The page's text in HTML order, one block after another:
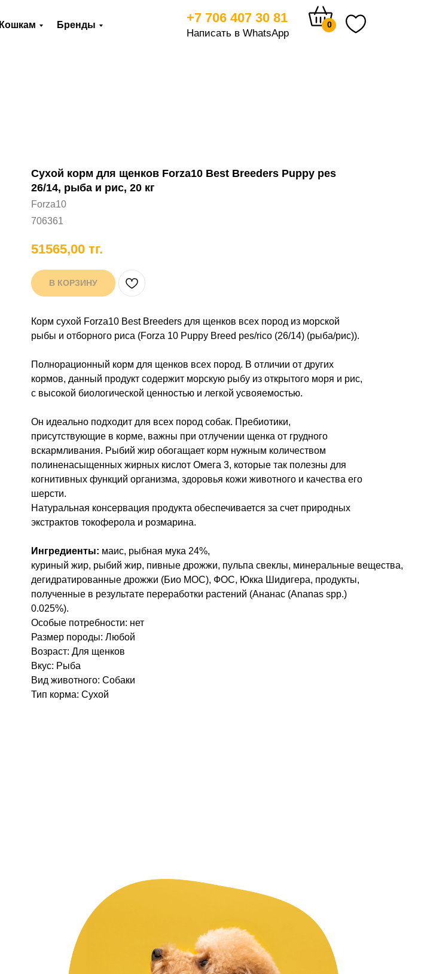
0
Кошкам Бренды +7 706 407 30 81
Написать в WhatsApp
Сухой корм для щенков Forza10 Best Breeders Puppy pes
26/14, рыба и рис, 20 кг
Forza10
706361
51565,00 тг.
В КОРЗИНУ
Корм сухой Forza10 Best Breeders для щенков всех пород из морской
рыбы и отборного риса (Forza 10 Puppy Breed pes/rico (26/14) (рыба/рис)).
Полнорационный корм для щенков всех пород. В отличии от других
кормов, данный продукт содержит морскую рыбу из открытого моря и рис,
с высокой биологической ценностью и легкой усвояемостью.
Он идеально подходит для всех пород собак. Пребиотики,
присутствующие в корме, важны при отлучении щенка от грудного
вскармливания. Рыбий жир обогащает корм нужным количеством
полиненасыщенных жирных кислот Омега 3, которые так полезны для
когнитивных функций организма, здоровья кожи животного и качества его
шерсти.
Натуральная консервация продукта обеспечивается за счет природных
экстрактов токоферола и розмарина.
Ингредиенты: маис, рыбная мука 24%,
куриный жир, рыбий жир, пивные дрожжи, пульпа свеклы, минеральные вещества,
дегидратированные дрожжи (Био МОС), ФОС, Юкка Шидигера, продукты,
полученные в результате переработки растений (Ананас (Ananas spp.)
0.025%).
Особые потребности: нет
Размер породы: Любой
Возраст: Для щенков
Вкус: Рыба
Вид животного: Собаки
Тип корма: Сухой